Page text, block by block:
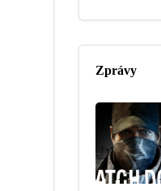
Zprávy